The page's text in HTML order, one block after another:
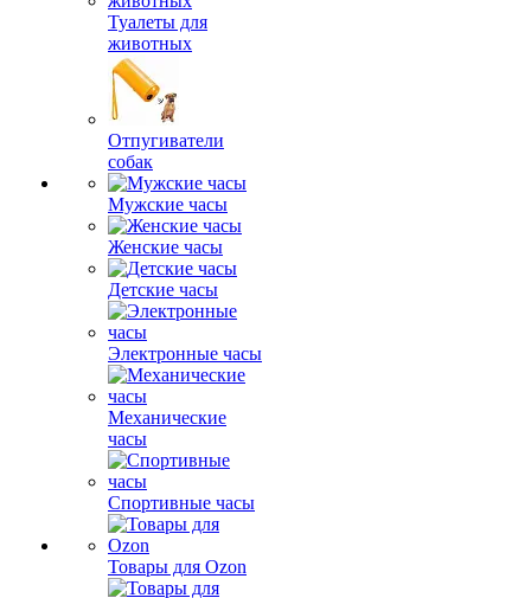
Туалеты для
животных
Отпугиватели
собак
Мужские часы
Женские часы
Детские часы
Электронные часы
Механические
часы
Спортивные часы
Товары для Ozon